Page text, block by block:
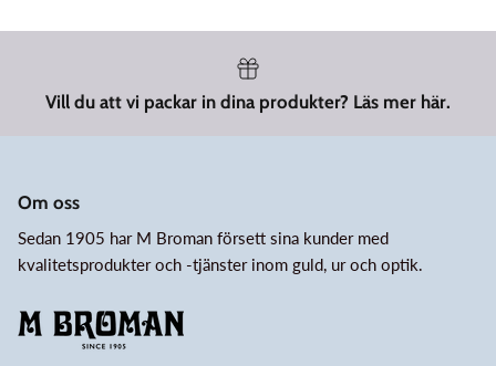
Vill du att vi packar in dina produkter? Läs mer här.
Om oss
Sedan 1905 har M Broman försett sina kunder med
kvalitetsprodukter och -tjänster inom guld, ur och optik.